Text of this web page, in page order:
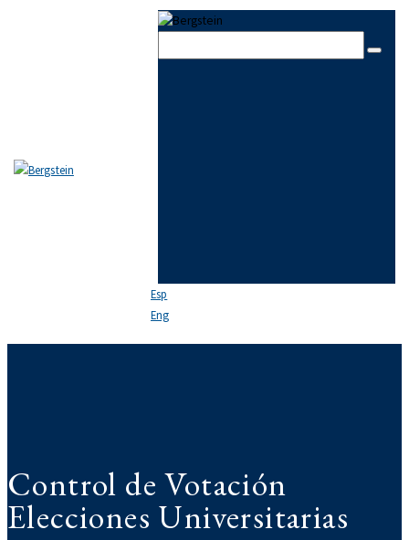
Skip to sidebarSkip to footer
Esp
Eng
ÁREAS DE PRÁCTICA
Control de Votación
Elecciones Universitarias